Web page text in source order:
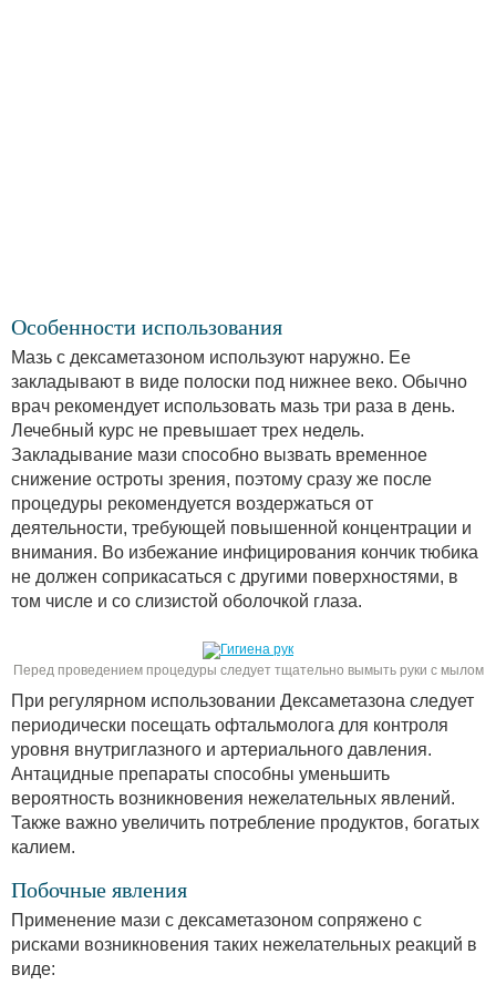
Особенности использования
Мазь с дексаметазоном используют наружно. Ее
закладывают в виде полоски под нижнее веко. Обычно
врач рекомендует использовать мазь три раза в день.
Лечебный курс не превышает трех недель.
Закладывание мази способно вызвать временное
снижение остроты зрения, поэтому сразу же после
процедуры рекомендуется воздержаться от
деятельности, требующей повышенной концентрации и
внимания. Во избежание инфицирования кончик тюбика
не должен соприкасаться с другими поверхностями, в
том числе и со слизистой оболочкой глаза.
Перед проведением процедуры следует тщательно вымыть руки с мылом
При регулярном использовании Дексаметазона следует
периодически посещать офтальмолога для контроля
уровня внутриглазного и артериального давления.
Антацидные препараты способны уменьшить
вероятность возникновения нежелательных явлений.
Также важно увеличить потребление продуктов, богатых
калием.
Побочные явления
Применение мази с дексаметазоном сопряжено с
рисками возникновения таких нежелательных реакций в
виде: